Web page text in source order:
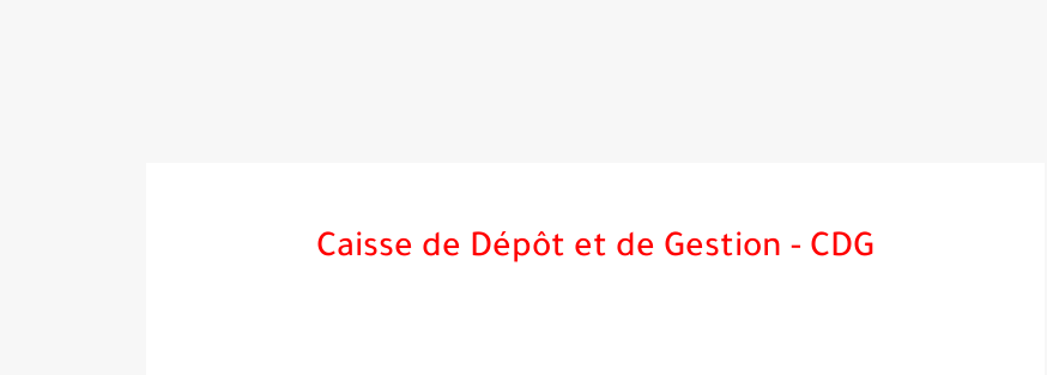
Caisse de Dépôt et de Gestion - CDG